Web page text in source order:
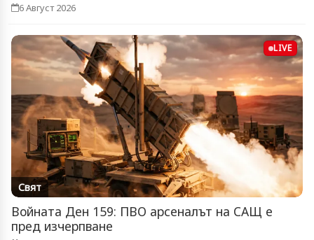
6 Август 2026
LIVE
Свят
Войната Ден 159: ПВО арсеналът на САЩ е
пред изчерпване